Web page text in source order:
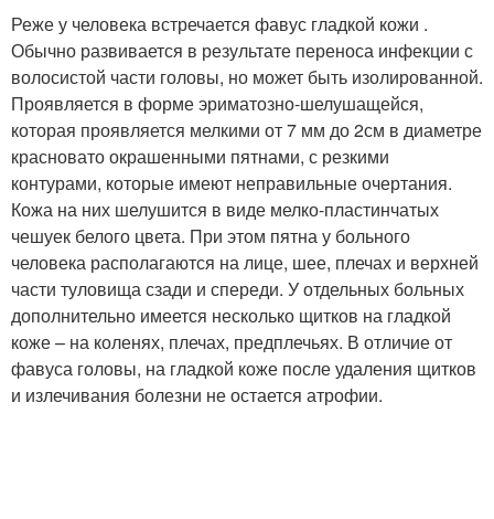
Реже у человека встречается фавус гладкой кожи .
Обычно развивается в результате переноса инфекции с
волосистой части головы, но может быть изолированной.
Проявляется в форме эриматозно-шелушащейся,
которая проявляется мелкими от 7 мм до 2см в диаметре
красновато окрашенными пятнами, с резкими
контурами, которые имеют неправильные очертания.
Кожа на них шелушится в виде мелко-пластинчатых
чешуек белого цвета. При этом пятна у больного
человека располагаются на лице, шее, плечах и верхней
части туловища сзади и спереди. У отдельных больных
дополнительно имеется несколько щитков на гладкой
коже – на коленях, плечах, предплечьях. В отличие от
фавуса головы, на гладкой коже после удаления щитков
и излечивания болезни не остается атрофии.